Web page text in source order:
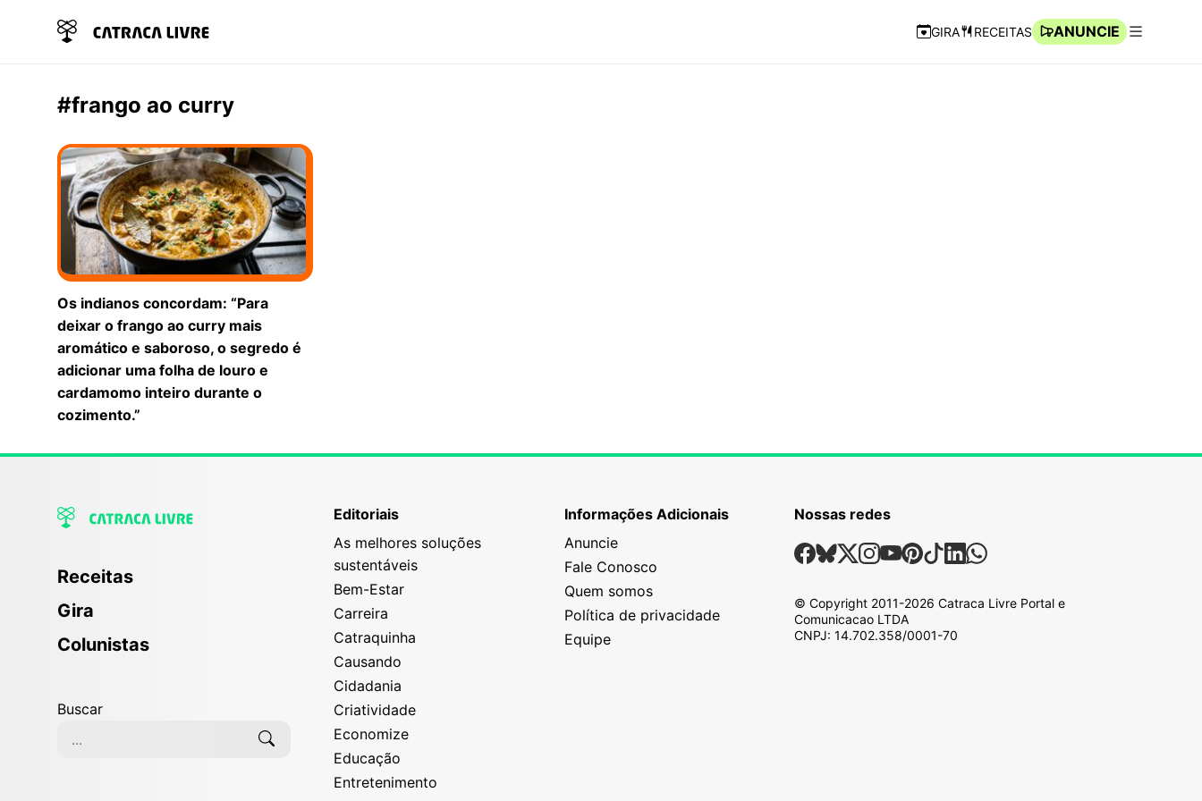
Navegação Rápida
GIRA RECEITAS
ANUNCIE
#frango ao curry
Os indianos concordam: “Para
deixar o frango ao curry mais
aromático e saboroso, o segredo é
adicionar uma folha de louro e
cardamomo inteiro durante o
cozimento.”
Receitas
Gira
Colunistas
Buscar
Editoriais
As melhores soluções
sustentáveis
Bem-Estar
Carreira
Catraquinha
Causando
Cidadania
Criatividade
Economize
Educação
Entretenimento
Informações Adicionais
Anuncie
Fale Conosco
Quem somos
Política de privacidade
Equipe
Nossas redes
Nossas Redes Sociais
Facebook
Bsky
X Instagram
Youtube
Pinterest
TiktokLinkedin
Whatsapp
© Copyright 2011-2026 Catraca Livre Portal e
Comunicacao LTDA
CNPJ: 14.702.358/0001-70